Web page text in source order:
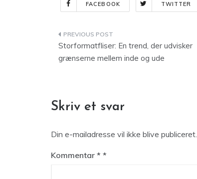
FACEBOOK TWITTER
Indlægsnavigation
Storformatfliser: En trend, der udvisker
grænserne mellem inde og ude
Skriv et svar
Din e-mailadresse vil ikke blive publiceret.
Kommentar *